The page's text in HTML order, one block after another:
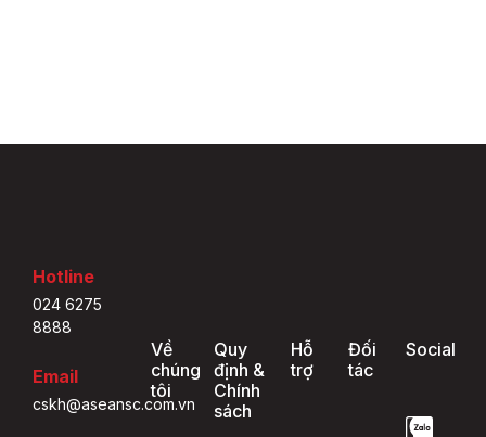
Hotline
024 6275
8888
Email
cskh@aseansc.com.vn
Về
chúng
tôi
Quy
định &
Chính
sách
Hỗ
trợ
Đối
tác
Social